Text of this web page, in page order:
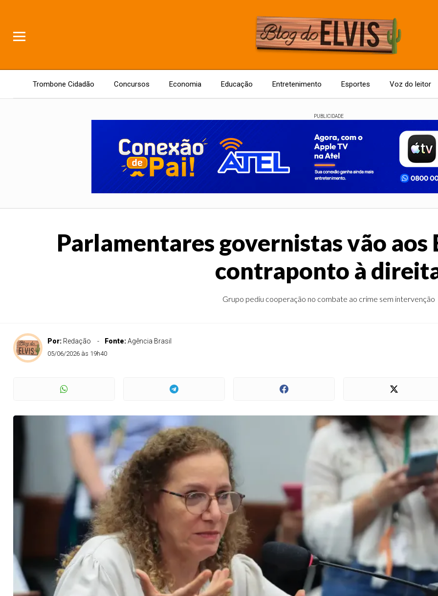
Trombone Cidadão Concursos Economia Educação Entretenimento Esportes Voz do leitor
PUBLICIDADE
Parlamentares governistas vão aos
contraponto à
Grupo pediu cooperação no combate ao crime sem intervenção
Por: Redação Fonte:Agência Brasil
05/06/2026 às 19h40